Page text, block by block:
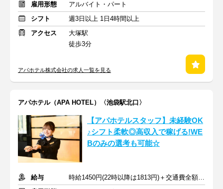
雇用形態
アルバイト・パート
シフト
週3日以上 1日4時間以上
アクセス
大塚駅
徒歩3分
アパホテル株式会社の求人一覧を見る
アパホテル（APA HOTEL）〈池袋駅北口〉
【アパホテルスタッフ】未経験OK
♪シフト柔軟◎高収入で稼げる!WE
Bのみの選考も可能☆
給与
時給1450円(22時以降は1813円)＋交通費全額支給